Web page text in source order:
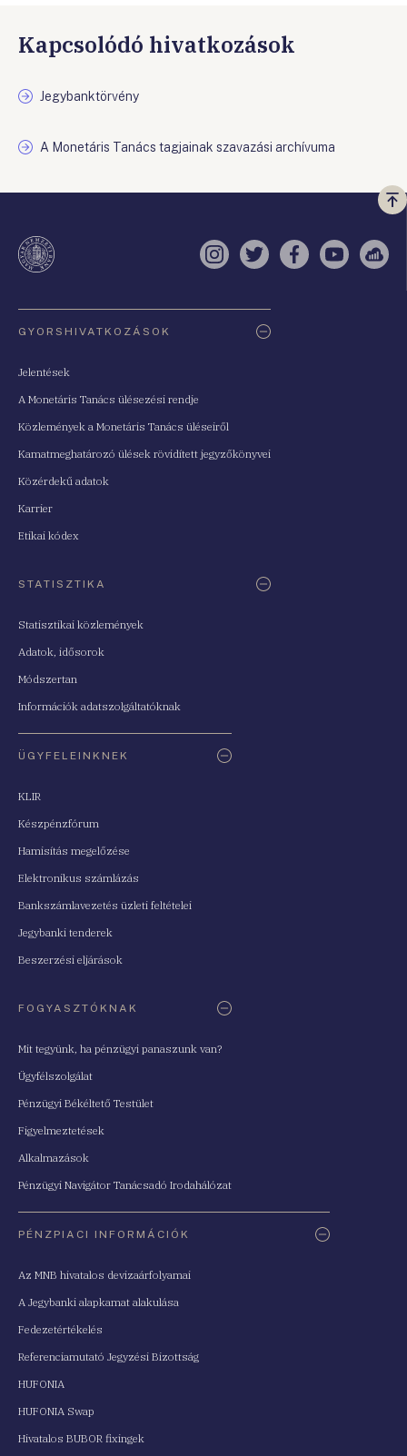
Kapcsolódó hivatkozások
Jegybanktörvény
A Monetáris Tanács tagjainak szavazási archívuma
a
Instagram
TwitterFacebook
YouTube
GYORSHIVATKOZÁSOK
Jelentések
A Monetáris Tanács ülésezési rendje
Közlemények a Monetáris Tanács üléseiről
Kamatmeghatározó ülések rövidített jegyzőkönyvei
Közérdekű adatok
Karrier
Etikai kódex
STATISZTIKA
Statisztikai közlemények
Adatok, idősorok
Módszertan
Információk adatszolgáltatóknak
ÜGYFELEINKNEK
KLIR
Készpénzfórum
Hamisítás megelőzése
Elektronikus számlázás
Bankszámlavezetés üzleti feltételei
Jegybanki tenderek
Beszerzési eljárások
FOGYASZTÓKNAK
Mit tegyünk, ha pénzügyi panaszunk van?
Ügyfélszolgálat
Pénzügyi Békéltető Testület
Figyelmeztetések
Alkalmazások
Pénzügyi Navigátor Tanácsadó Irodahálózat
PÉNZPIACI INFORMÁCIÓK
Az MNB hivatalos devizaárfolyamai
A Jegybanki alapkamat alakulása
Fedezetértékelés
Referenciamutató Jegyzési Bizottság
HUFONIA
HUFONIA Swap
Hivatalos BUBOR fixingek